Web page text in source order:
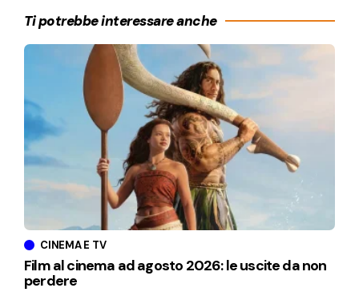
Ti potrebbe interessare anche
CINEMA E TV
Film al cinema ad agosto 2026: le uscite da non
perdere